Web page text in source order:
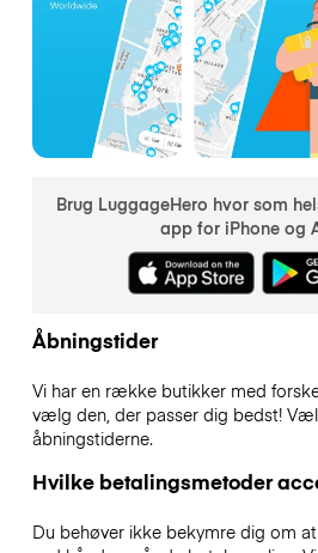
Brug LuggageHero hvor som
app for iPhone og
Åbningstider
Vi har en række butikker med
vælg den, der passer dig bedst!
åbningstiderne.
Hvilke betalingsmetoder
Du behøver ikke bekymre dig om